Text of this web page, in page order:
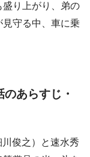
り上がり、弟の
守る中、車に乗
あらすじ・
俊之）と速水秀